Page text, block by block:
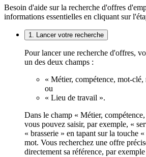
Besoin d'aide sur la recherche d'offres
informations essentielles en cliquant sur
1. Lancer votre recherche
Pour lancer une recherche d'offres,
un des deux champs :
« Métier, compétence, mot-clé,
ou
« Lieu de travail ».
Dans le champ « Métier,
vous pouvez saisir, par exemple, «
« brasserie » en tapant sur la touche
mot. Vous recherchez une offre
directement sa référence, par